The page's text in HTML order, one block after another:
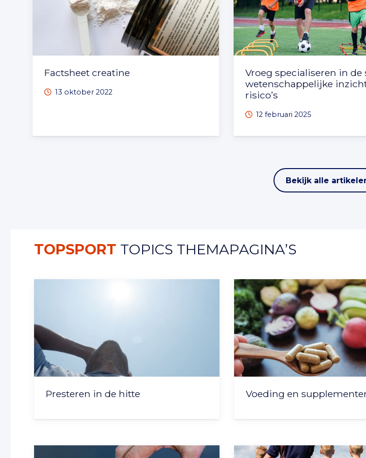
Factsheet creatine
13 oktober 2022
Vroeg specialiseren in de
wetenschappelijke
risico’s
12 februari 2025
Bekijk alle
TOPSPORT TOPICS THEMAPAGINA’S
Presteren in de hitte Voeding en